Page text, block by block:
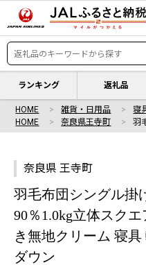
ランキング 返礼品
HOME 雑貨・日用品 寝
HOME
奈良県王寺町 羽
奈良県 王寺町
羽毛布団シングル掛
90％1.0kg立体スク
き無地クリーム 寝
ダウン